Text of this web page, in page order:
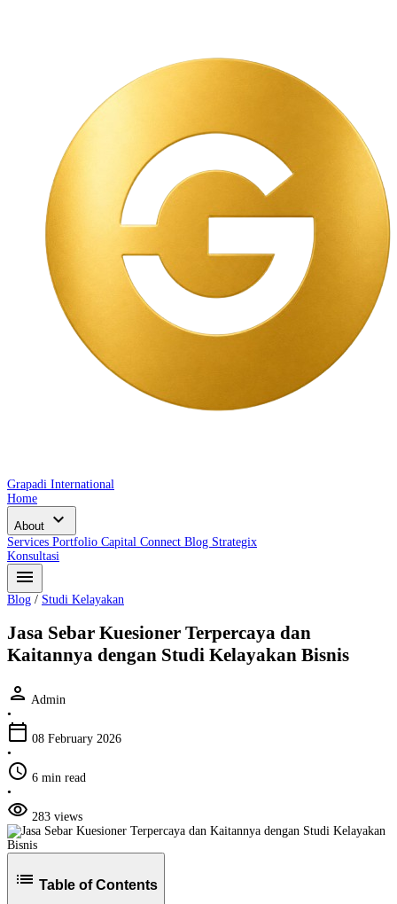
Grapadi International
Home
About expand_more
Services Portfolio Capital Connect Blog Strategix
Konsultasi
menu
Blog / Studi Kelayakan
Jasa Sebar Kuesioner Terpercaya dan
Kaitannya dengan Studi Kelayakan Bisnis
person Admin
•
calendar_today 08 February 2026
•
schedule 6 min read
•
visibility 283 views
list Table of Contents